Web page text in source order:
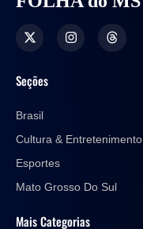
Seções
Brasil
Cultura & Entretenimento
Esportes
Mato Grosso Do Sul
Mais Categorias